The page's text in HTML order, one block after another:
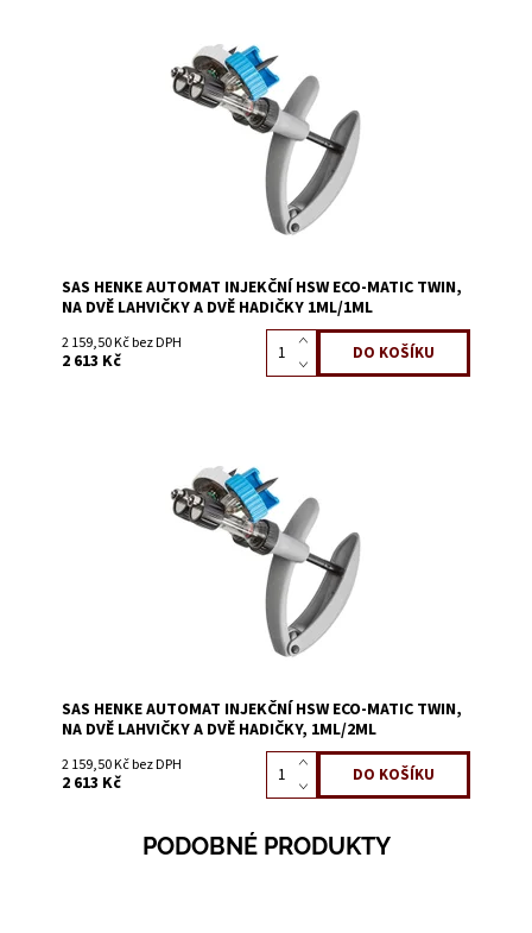
Skladem 2
1445
SAS HENKE AUTOMAT INJEKČNÍ HSW ECO-MATIC TWIN,
NA DVĚ LAHVIČKY A DVĚ HADIČKY 1ML/1ML
2 159,50 Kč bez DPH
2 613 Kč
Na dotaz
1445A
SAS HENKE AUTOMAT INJEKČNÍ HSW ECO-MATIC TWIN,
NA DVĚ LAHVIČKY A DVĚ HADIČKY, 1ML/2ML
2 159,50 Kč bez DPH
2 613 Kč
PODOBNÉ PRODUKTY